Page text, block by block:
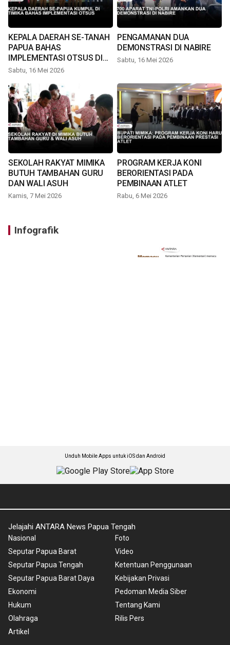
KEPALA DAERAH SE-TANAH
PAPUA BAHAS
IMPLEMENTASI OTSUS DI
TIMIKA
Sabtu, 16 Mei 2026
PENGAMANAN DUA
DEMONSTRASI DI NABIRE
Sabtu, 16 Mei 2026
SEKOLAH RAKYAT MIMIKA
BUTUH TAMBAHAN GURU
DAN WALI ASUH
Kamis, 7 Mei 2026
PROGRAM KERJA KONI
BERORIENTASI PADA
PEMBINAAN ATLET
Rabu, 6 Mei 2026
Infografik
Unduh Mobile Apps untuk iOS dan Android
Jelajahi ANTARA News Papua Tengah
Nasional
Seputar Papua Barat
Seputar Papua Tengah
Seputar Papua Barat Daya
Ekonomi
Hukum
Olahraga
Artikel
Foto
Video
Ketentuan Penggunaan
Kebijakan Privasi
Pedoman Media Siber
Tentang Kami
Rilis Pers